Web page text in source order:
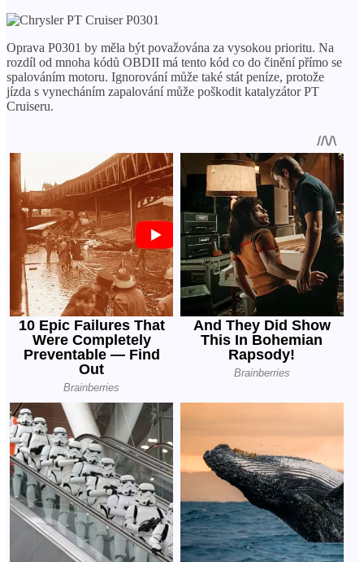
Oprava P0301 by měla být považována za vysokou prioritu. Na
rozdíl od mnoha kódů OBDII má tento kód co do činění přímo se
spalováním motoru. Ignorování může také stát peníze, protože
jízda s vynecháním zapalování může poškodit katalyzátor PT
Cruiseru.